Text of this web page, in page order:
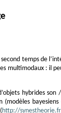
temps de
multimodaux : il
hybrides
http://